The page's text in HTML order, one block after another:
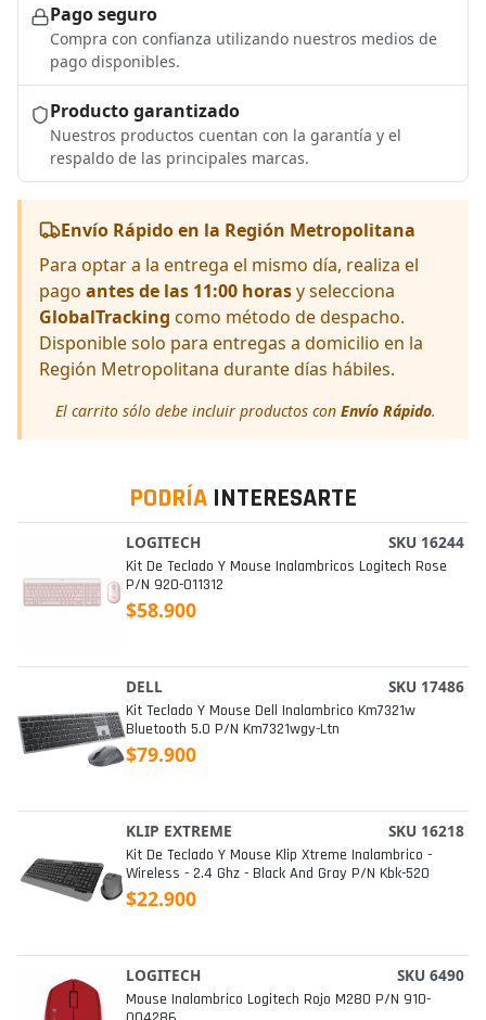
Pago seguro
Compra con confianza utilizando nuestros medios de
pago disponibles.
Producto garantizado
Nuestros productos cuentan con la garantía y el
respaldo de las principales marcas.
Envío Rápido en la Región Metropolitana
Para optar a la entrega el mismo día, realiza el
pago antes de las 11:00 horasy selecciona
GlobalTracking como método de despacho.
Disponible solo para entregas a domicilio en la
Región Metropolitana durante días hábiles.
El carrito sólo debe incluir productos con Envío Rápido.
PODRÍA INTERESARTE
LOGITECH SKU 16244
Kit De Teclado Y Mouse Inalambricos Logitech Rose
P/n 920-011312
$58.900
DELL SKU 17486
Kit Teclado Y Mouse Dell Inalambrico Km7321w
Bluetooth 5.0 P/n Km7321wgy-Ltn
$79.900
KLIP EXTREME SKU 16218
Kit De Teclado Y Mouse Klip Xtreme Inalambrico -
Wireless - 2.4 Ghz - Black And Gray P/n Kbk-520
$22.900
LOGITECH SKU 6490
Mouse Inalambrico Logitech Rojo M280 P/n 910-